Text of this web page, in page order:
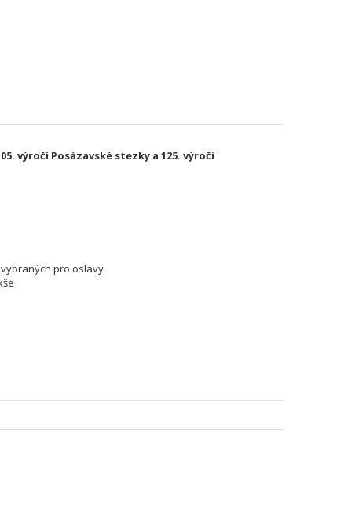
výročí Posázavské stezky a 125. výročí
pro oslavy